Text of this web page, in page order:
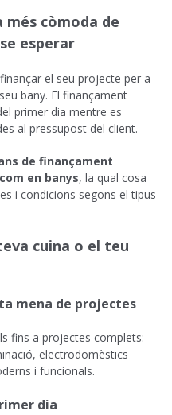
còmoda de
esperar
el seu projecte per a
bany. El finançament
primer dia mentre es
al pressupost del client.
de finançament
en banys, la qual cosa
i condicions segons el tipus
cuina o el teu
mena de projectes
fins a projectes complets:
electrodomèstics
i funcionals.
dia